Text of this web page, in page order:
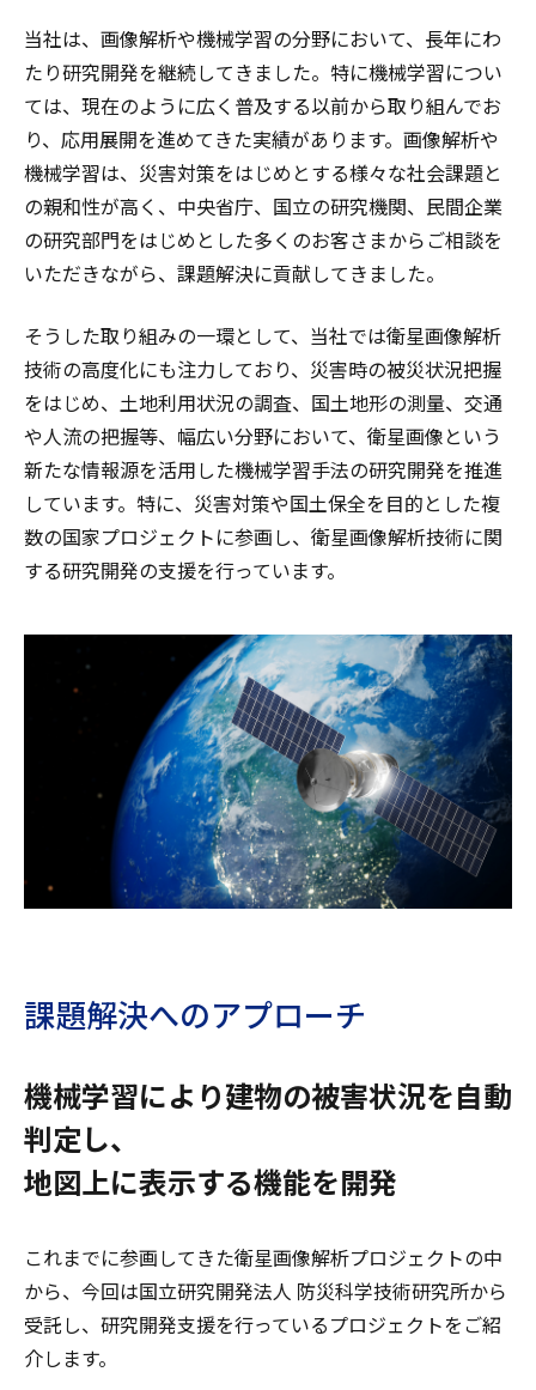
当社は、画像解析や機械学習の分野において、長年にわ
たり研究開発を継続してきました。特に機械学習につい
ては、現在のように広く普及する以前から取り組んでお
り、応用展開を進めてきた実績があります。画像解析や
機械学習は、災害対策をはじめとする様々な社会課題と
の親和性が高く、中央省庁、国立の研究機関、民間企業
の研究部門をはじめとした多くのお客さまからご相談を
いただきながら、課題解決に貢献してきました。
そうした取り組みの一環として、当社では衛星画像解析
技術の高度化にも注力しており、災害時の被災状況把握
をはじめ、土地利用状況の調査、国土地形の測量、交通
や人流の把握等、幅広い分野において、衛星画像という
新たな情報源を活用した機械学習手法の研究開発を推進
しています。特に、災害対策や国土保全を目的とした複
数の国家プロジェクトに参画し、衛星画像解析技術に関
する研究開発の支援を行っています。
課題解決へのアプローチ
機械学習により建物の被害状況を自動
判定し、
地図上に表示する機能を開発
これまでに参画してきた衛星画像解析プロジェクトの中
から、今回は国立研究開発法人 防災科学技術研究所から
受託し、研究開発支援を行っているプロジェクトをご紹
介します。